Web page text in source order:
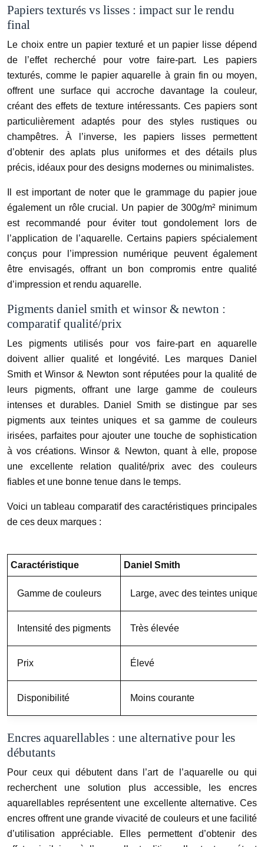
Papiers texturés vs lisses : impact sur le rendu
final
Le choix entre un papier texturé et un papier lisse dépend
de l’effet recherché pour votre faire-part. Les papiers
texturés, comme le papier aquarelle à grain fin ou moyen,
offrent une surface qui accroche davantage la couleur,
créant des effets de texture intéressants. Ces papiers sont
particulièrement adaptés pour des styles rustiques ou
champêtres. À l’inverse, les papiers lisses permettent
d’obtenir des aplats plus uniformes et des détails plus
précis, idéaux pour des designs modernes ou minimalistes.
Il est important de noter que le grammage du papier joue
également un rôle crucial. Un papier de 300g/m² minimum
est recommandé pour éviter tout gondolement lors de
l’application de l’aquarelle. Certains papiers spécialement
conçus pour l’impression numérique peuvent également
être envisagés, offrant un bon compromis entre qualité
d’impression et rendu aquarelle.
Pigments daniel smith et winsor & newton :
comparatif qualité/prix
Les pigments utilisés pour vos faire-part en aquarelle
doivent allier qualité et longévité. Les marques Daniel
Smith et Winsor & Newton sont réputées pour la qualité de
leurs pigments, offrant une large gamme de couleurs
intenses et durables. Daniel Smith se distingue par ses
pigments aux teintes uniques et sa gamme de couleurs
irisées, parfaites pour ajouter une touche de sophistication
à vos créations. Winsor & Newton, quant à elle, propose
une excellente relation qualité/prix avec des couleurs
fiables et une bonne tenue dans le temps.
Voici un tableau comparatif des caractéristiques principales
de ces deux marques :
Caractéristique Daniel Smith
Gamme de couleurs Large, avec des teintes uniques
Intensité des pigments Très élevée
Prix Élevé
Disponibilité Moins courante
Encres aquarellables : une alternative pour les
débutants
Pour ceux qui débutent dans l’art de l’aquarelle ou qui
recherchent une solution plus accessible, les encres
aquarellables représentent une excellente alternative. Ces
encres offrent une grande vivacité de couleurs et une facilité
d’utilisation appréciable. Elles permettent d’obtenir des